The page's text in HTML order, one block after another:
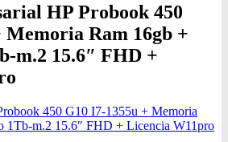
HP Probook 450
Memoria Ram 16gb +
m.2 15.6″ FHD +
450 G10 I7-1355u + Memoria
1Tb-m.2 15.6″ FHD + Licencia W11pro